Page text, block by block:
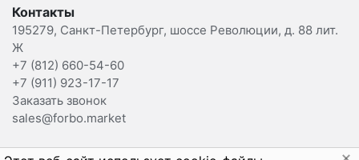
Контакты
195279, Санкт-Петербург, шоссе Революции, д. 88 лит.
Ж
+7 (812) 660-54-60
+7 (911) 923-17-17
Заказать звонок
sales@forbo.market
2015-2025 Forbo.Market Вы можете отозвать